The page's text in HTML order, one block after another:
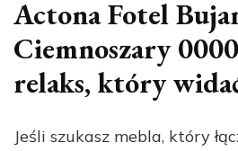
Actona Fotel
Ciemnoszary
relaks, który
Jeśli szukasz mebla, który